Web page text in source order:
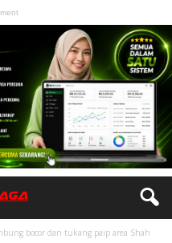
bocor dan tukang paip area Shah